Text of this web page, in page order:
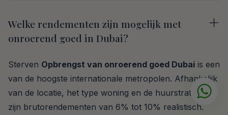
Welke rendementen zijn mogelijk met
onroerend goed in Dubai?
Sterven Opbrengst van onroerend goed Dubai is een
van de hoogste internationale metropolen. Afhankelijk
van de locatie, het type woning en de huurstrategie
zijn brutorendementen van 6% tot 10% realistisch.